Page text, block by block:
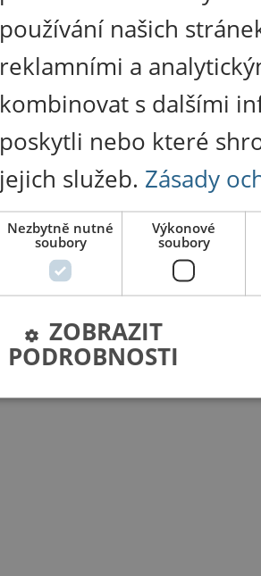
používání našich
reklamními a
kombinovat s dalšími
poskytli nebo které
jejich služeb. Zásady
Nezbytně nutné
soubory
Výkonové
soubory
ZOBRAZIT
PODROBNOSTI